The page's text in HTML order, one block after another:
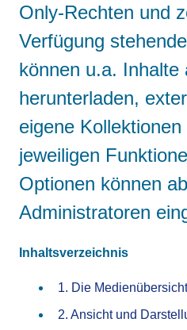
Only-Rechten und
Verfügung
können u.a. Inhalte
herunterladen,
eigene
jeweiligen
Optionen können
Administratoren
Inhaltsverzeichnis
1. Die Medienübersicht
2. Ansicht und